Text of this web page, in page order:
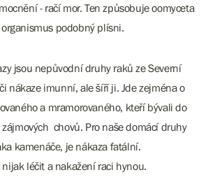
- račí mor. Ten způsobuje oomyceta
podobný plísni.
jsou nepůvodní druhy raků ze Severní
nákaze imunní, ale šíří ji. Jde zejména o
a mramorovaného, kteří bývali do
chovů. Pro naše domácí druhy
kamenáče, je nákaza fatální.
léčit a nakažení raci hynou.